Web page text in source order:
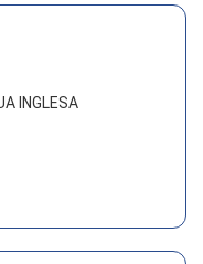
INGLESA